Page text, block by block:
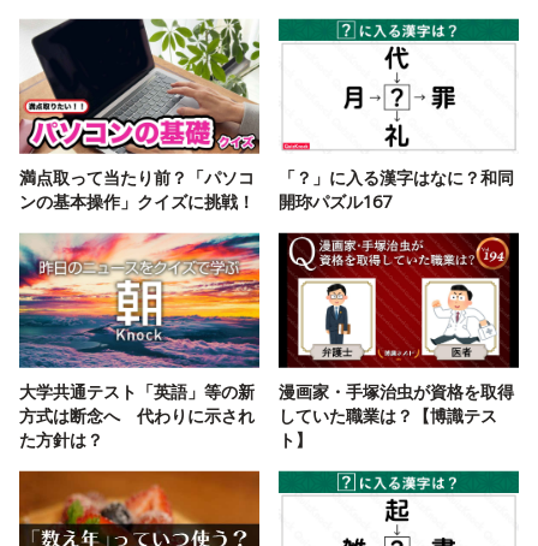
満点取って当たり前？「パソコ
ンの基本操作」クイズに挑戦！
「？」に入る漢字はなに？和同
開珎パズル167
大学共通テスト「英語」等の新
方式は断念へ 代わりに示され
た方針は？
漫画家・手塚治虫が資格を取得
していた職業は？【博識テス
ト】